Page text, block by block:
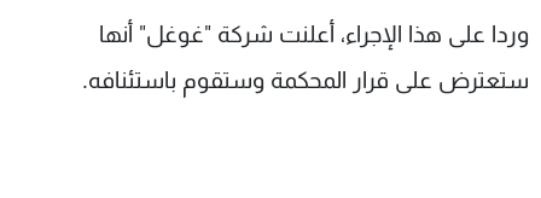
وردا على هذا الإجراء، أعلنت شركة "غوغل" أنها
ستعترض على قرار المحكمة وستقوم باستئنافه.